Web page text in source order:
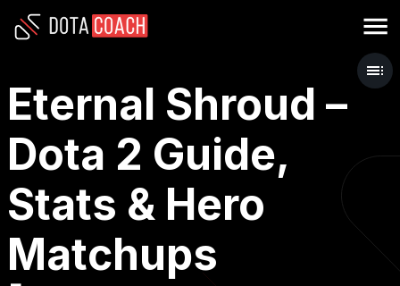
Eternal Shroud –
Dota 2 Guide,
Stats & Hero
Matchups